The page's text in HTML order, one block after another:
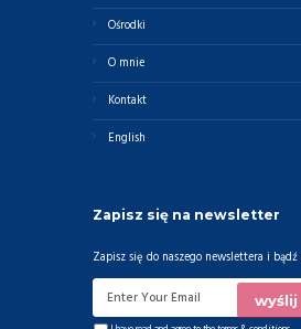
Ośrodki
O mnie
Kontakt
English
Zapisz się na newsletter
Zapisz się do naszego newslettera i